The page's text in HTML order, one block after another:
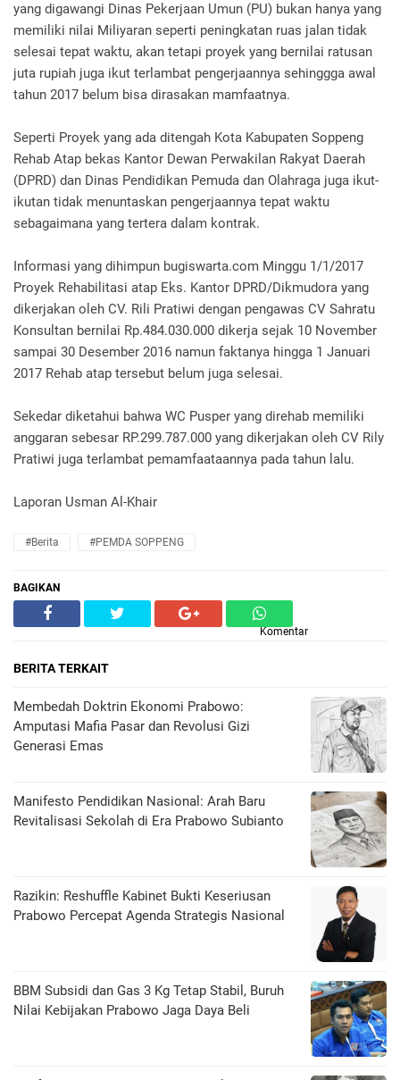
yang digawangi Dinas Pekerjaan Umun (PU) bukan hanya yang
memiliki nilai Miliyaran seperti peningkatan ruas jalan tidak
selesai tepat waktu, akan tetapi proyek yang bernilai ratusan
juta rupiah juga ikut terlambat pengerjaannya sehinggga awal
tahun 2017 belum bisa dirasakan mamfaatnya.
Seperti Proyek yang ada ditengah Kota Kabupaten Soppeng
Rehab Atap bekas Kantor Dewan Perwakilan Rakyat Daerah
(DPRD) dan Dinas Pendidikan Pemuda dan Olahraga juga ikut-
ikutan tidak menuntaskan pengerjaannya tepat waktu
sebagaimana yang tertera dalam kontrak.
Informasi yang dihimpun bugiswarta.com Minggu 1/1/2017
Proyek Rehabilitasi atap Eks. Kantor DPRD/Dikmudora yang
dikerjakan oleh CV. Rili Pratiwi dengan pengawas CV Sahratu
Konsultan bernilai Rp.484.030.000 dikerja sejak 10 November
sampai 30 Desember 2016 namun faktanya hingga 1 Januari
2017 Rehab atap tersebut belum juga selesai.
Sekedar diketahui bahwa WC Pusper yang direhab memiliki
anggaran sebesar RP.299.787.000 yang dikerjakan oleh CV Rily
Pratiwi juga terlambat pemamfaataannya pada tahun lalu.
Laporan Usman Al-Khair
#Berita #PEMDA SOPPENG
BAGIKAN
Komentar
BERITA TERKAIT
Membedah Doktrin Ekonomi Prabowo:
Amputasi Mafia Pasar dan Revolusi Gizi
Generasi Emas
Manifesto Pendidikan Nasional: Arah Baru
Revitalisasi Sekolah di Era Prabowo Subianto
Razikin: Reshuffle Kabinet Bukti Keseriusan
Prabowo Percepat Agenda Strategis Nasional
BBM Subsidi dan Gas 3 Kg Tetap Stabil, Buruh
Nilai Kebijakan Prabowo Jaga Daya Beli